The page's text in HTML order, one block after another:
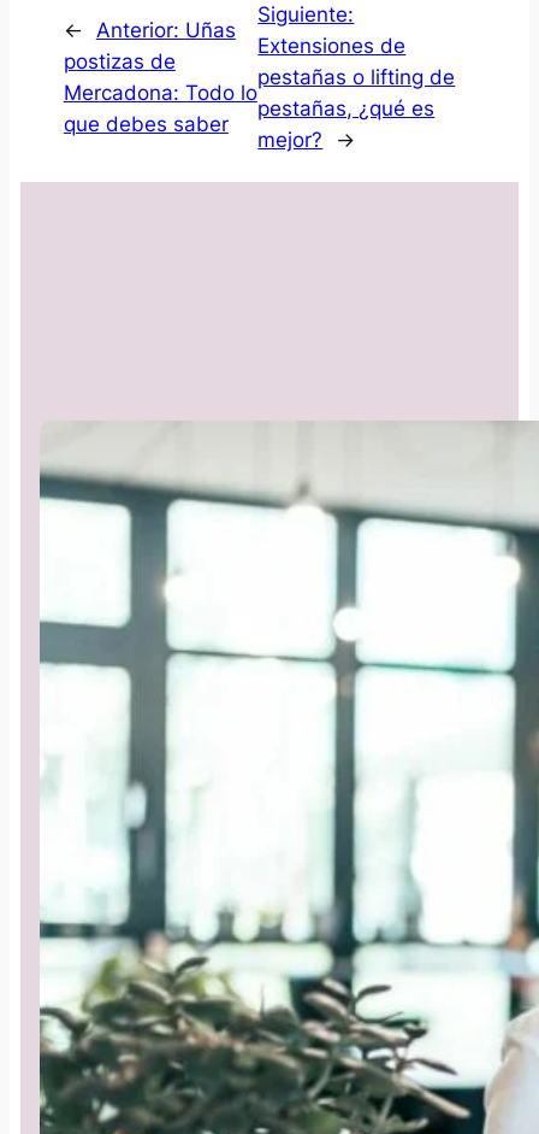
← Anterior: Uñas
postizas de
Mercadona: Todo lo
que debes saber
Siguiente:
Extensiones de
pestañas o lifting de
pestañas, ¿qué es
mejor?
→